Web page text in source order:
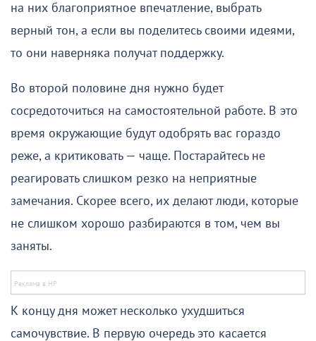
на них благоприятное впечатление, выбрать
верный тон, а если вы поделитесь своими идеями,
то они наверняка получат поддержку.
Во второй половине дня нужно будет
сосредоточиться на самостоятельной работе. В это
время окружающие будут одобрять вас гораздо
реже, а критиковать — чаще. Постарайтесь не
реагировать слишком резко на неприятные
замечания. Скорее всего, их делают люди, которые
не слишком хорошо разбираются в том, чем вы
заняты.
К концу дня может несколько ухудшиться
самочувствие. В первую очередь это касается